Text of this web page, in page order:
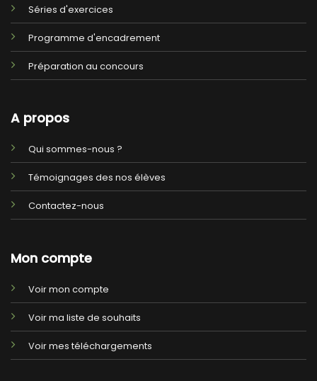
Séries d'exercices
Programme d'encadrement
Préparation au concours
A propos
Qui sommes-nous ?
Témoignages des nos élèves
Contactez-nous
Mon compte
Voir mon compte
Voir ma liste de souhaits
Voir mes téléchargements